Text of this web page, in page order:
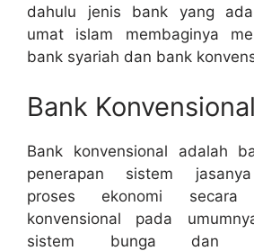
dahulu jenis bank yang
umat islam membaginya
bank syariah dan bank
Bank Konvensional
Bank konvensional adalah
penerapan sistem
proses ekonomi
konvensional pada
sistem bunga dan